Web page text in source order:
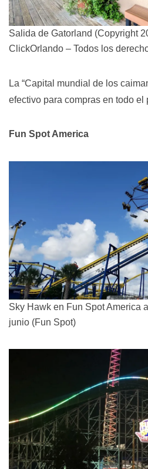
Salida de Gatorland (Copyright
ClickOrlando – Todos los
La “Capital mundial de los
efectivo para compras en todo el
Fun Spot America
Sky Hawk en Fun Spot America
junio (Fun Spot)